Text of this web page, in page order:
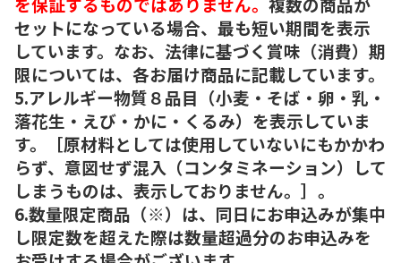
セットになっている場合、最も短い期間を表示
しています。なお、法律に基づく賞味（消費）期
限については、各お届け商品に記載しています。
5.アレルギー物質８品目（小麦・そば・卵・乳・
落花生・えび・かに・くるみ）を表示していま
す。［原材料としては使用していないにもかかわ
らず、意図せず混入（コンタミネーション）して
しまうものは、表示しておりません。］。
6.数量限定商品（※）は、同日にお申込みが集中
し限定数を超えた際は数量超過分のお申込みを